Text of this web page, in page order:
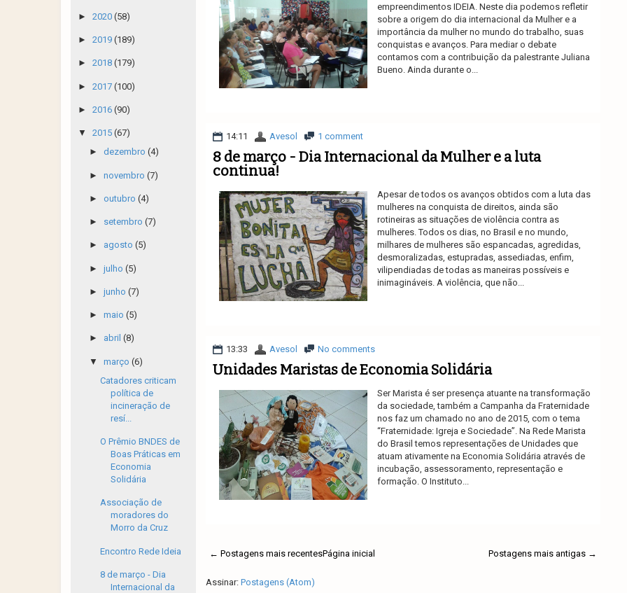
empreendimentos IDEIA. Neste dia podemos refletir
sobre a origem do dia internacional da Mulher e a
importância da mulher no mundo do trabalho, suas
conquistas e avanços. Para mediar o debate
contamos com a contribuição da palestrante Juliana
Bueno. Ainda durante o...
14:11 Avesol 1 comment
8 de março - Dia Internacional da Mulher e a luta
continua!
Apesar de todos os avanços obtidos com a luta das
mulheres na conquista de direitos, ainda são
rotineiras as situações de violência contra as
mulheres. Todos os dias, no Brasil e no mundo,
milhares de mulheres são espancadas, agredidas,
desmoralizadas, estupradas, assediadas, enfim,
vilipendiadas de todas as maneiras possíveis e
inimagináveis. A violência, que não...
13:33 Avesol No comments
Unidades Maristas de Economia Solidária
Ser Marista é ser presença atuante na transformação
da sociedade, também a Campanha da Fraternidade
nos faz um chamado no ano de 2015, com o tema
“Fraternidade: Igreja e Sociedade”. Na Rede Marista
do Brasil temos representações de Unidades que
atuam ativamente na Economia Solidária através de
incubação, assessoramento, representação e
formação. O Instituto...
← Postagens mais recentes Postagens mais antigas →
Página inicial
Assinar: Postagens (Atom)
► 2020 (58)
► 2019 (189)
► 2018 (179)
► 2017 (100)
► 2016 (90)
▼ 2015 (67)
► dezembro (4)
► novembro (7)
► outubro (4)
► setembro (7)
► agosto (5)
► julho (5)
► junho (7)
► maio (5)
► abril (8)
▼ março (6)
Catadores criticam
política de
incineração de
resí...
O Prêmio BNDES de
Boas Práticas em
Economia
Solidária
Associação de
moradores do
Morro da Cruz
Encontro Rede Ideia
8 de março - Dia
Internacional da